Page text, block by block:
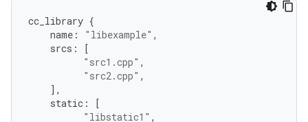
cc_library {
name : "libexample" ,
srcs :
[
"src1.cpp" ,
"src2.cpp" ,
],
static :
[
"libstatic1" ,